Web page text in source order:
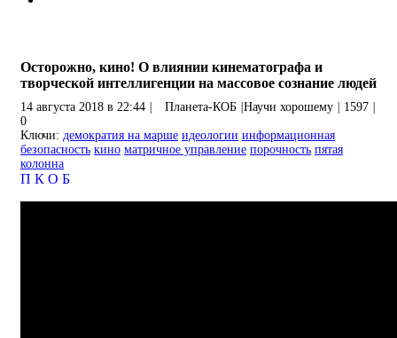
Осторожно, кино! О влиянии кинематографа и
творческой интеллигенции на массовое сознание людей
14 августа 2018 в 22:44 Планета-КОБ Научи хорошему 1597
0
Ключи: демократия на марше идеологии информационная
безопасность кино матричное управление порочность пятая
колонна
П К О Б